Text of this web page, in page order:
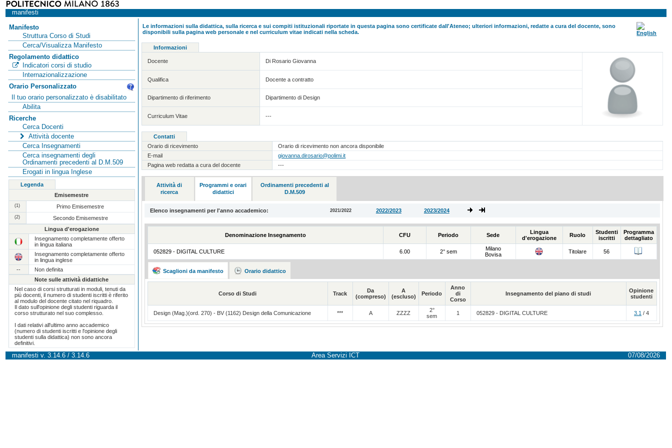
manifesti
Manifesto
Struttura Corso di Studi
Cerca/Visualizza Manifesto
Regolamento didattico
Indicatori corsi di studio
Internazionalizzazione
Orario Personalizzato
Il tuo orario personalizzato è disabilitato
Abilita
Ricerche
Cerca Docenti
Attività docente
Cerca Insegnamenti
Cerca insegnamenti degli
Ordinamenti precedenti al D.M.509
Erogati in lingua Inglese
Legenda
Emisemestre
(1) Primo Emisemestre
(2)
Secondo Emisemestre
Lingua d'erogazione
Insegnamento completamente offerto
in lingua italiana
Insegnamento completamente offerto
in lingua inglese
--
Non definita
Note sulle attività didattiche
Nel caso di corsi strutturati in moduli, tenuti da
più docenti, il numero di studenti iscritti è riferito
al modulo del docente citato nel riquadro.
Il dato sull'opinione degli studenti riguarda il
corso strutturato nel suo complesso.
I dati relativi all'ultimo anno accademico
(numero di studenti iscritti e l'opinione degli
studenti sulla didattica) non sono ancora
definitivi.
Le informazioni sulla didattica, sulla ricerca e sui compiti istituzionali riportate in questa pagina sono certificate dall'Ateneo; ulteriori informazioni, redatte a cura del docente, sono
disponibili sulla pagina web personale e nel curriculum vitae indicati nella scheda.
Informazioni
Docente Di Rosario Giovanna
Qualifica Docente a contratto
Dipartimento di riferimento Dipartimento di Design
Curriculum Vitae ---
Contatti
Orario di ricevimento
Orario di ricevimento non ancora disponibile
E-mail
giovanna.dirosario@polimi.it
Pagina web redatta a cura del docente
---
Attività di
ricerca
Programmi e orari
didattici
Ordinamenti precedenti al
D.M.509
Elenco insegnamenti per l'anno accademico: 2021/2022 2022/2023 2023/2024
Denominazione Insegnamento CFU Periodo Sede
Lingua
d'erogazione
Ruolo
Studenti
iscritti
Programma
dettagliato
052829 - DIGITAL CULTURE 6.00 2° sem
Milano
Bovisa
Titolare 56
Scaglioni da manifesto Orario didattico
Corso di Studi Track
Da
(compreso)
A
(escluso)
Periodo
Anno
di
Corso
Insegnamento del piano di studi
Opinione
studenti
Design (Mag.)(ord. 270) - BV (1162) Design della Comunicazione *** A ZZZZ
2°
sem
1 052829 - DIGITAL CULTURE 3.1 / 4
manifesti v. 3.14.6 / 3.14.6 Area Servizi ICT 07/08/2026